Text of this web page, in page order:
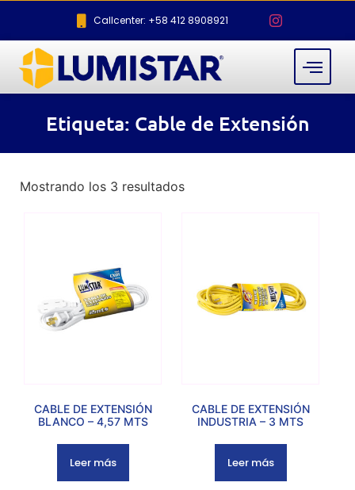
Callcenter: +58 412 8908921
Etiqueta: Cable de Extensión
Mostrando los 3 resultados
CABLE DE EXTENSIÓN
BLANCO – 4,57 MTS
Leer más
CABLE DE EXTENSIÓN
INDUSTRIA – 3 MTS
Leer más